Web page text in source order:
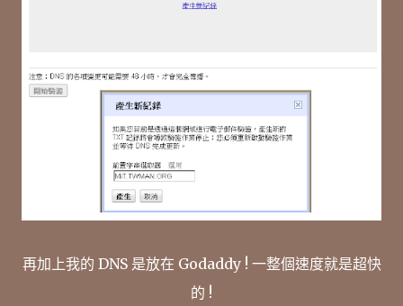
再加上我的 DNS 是放在 Godaddy ! 一整個速度就是超快
的 !